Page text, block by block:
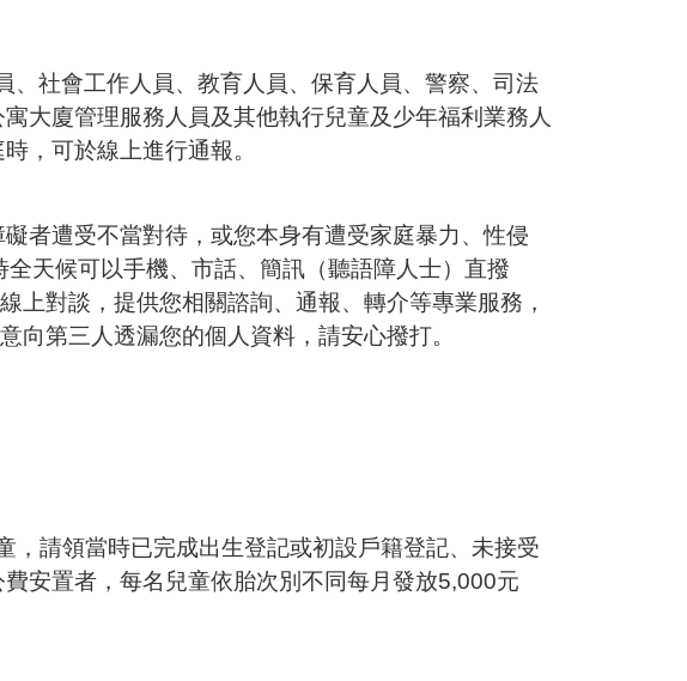
、社會工作人員、教育人員、保育人員、警察、司法
大廈管理服務人員及其他執行兒童及少年福利業務人
，可於線上進行通報。
者遭受不當對待，或您本身有遭受家庭暴力、性侵
天候可以手機、市話、簡訊（聽語障人士）直撥
上對談，提供您相關諮詢、通報、轉介等專業服務，
向第三人透漏您的個人資料，請安心撥打。
，請領當時已完成出生登記或初設戶籍登記、未接受
安置者，每名兒童依胎次別不同每月發放5,000元